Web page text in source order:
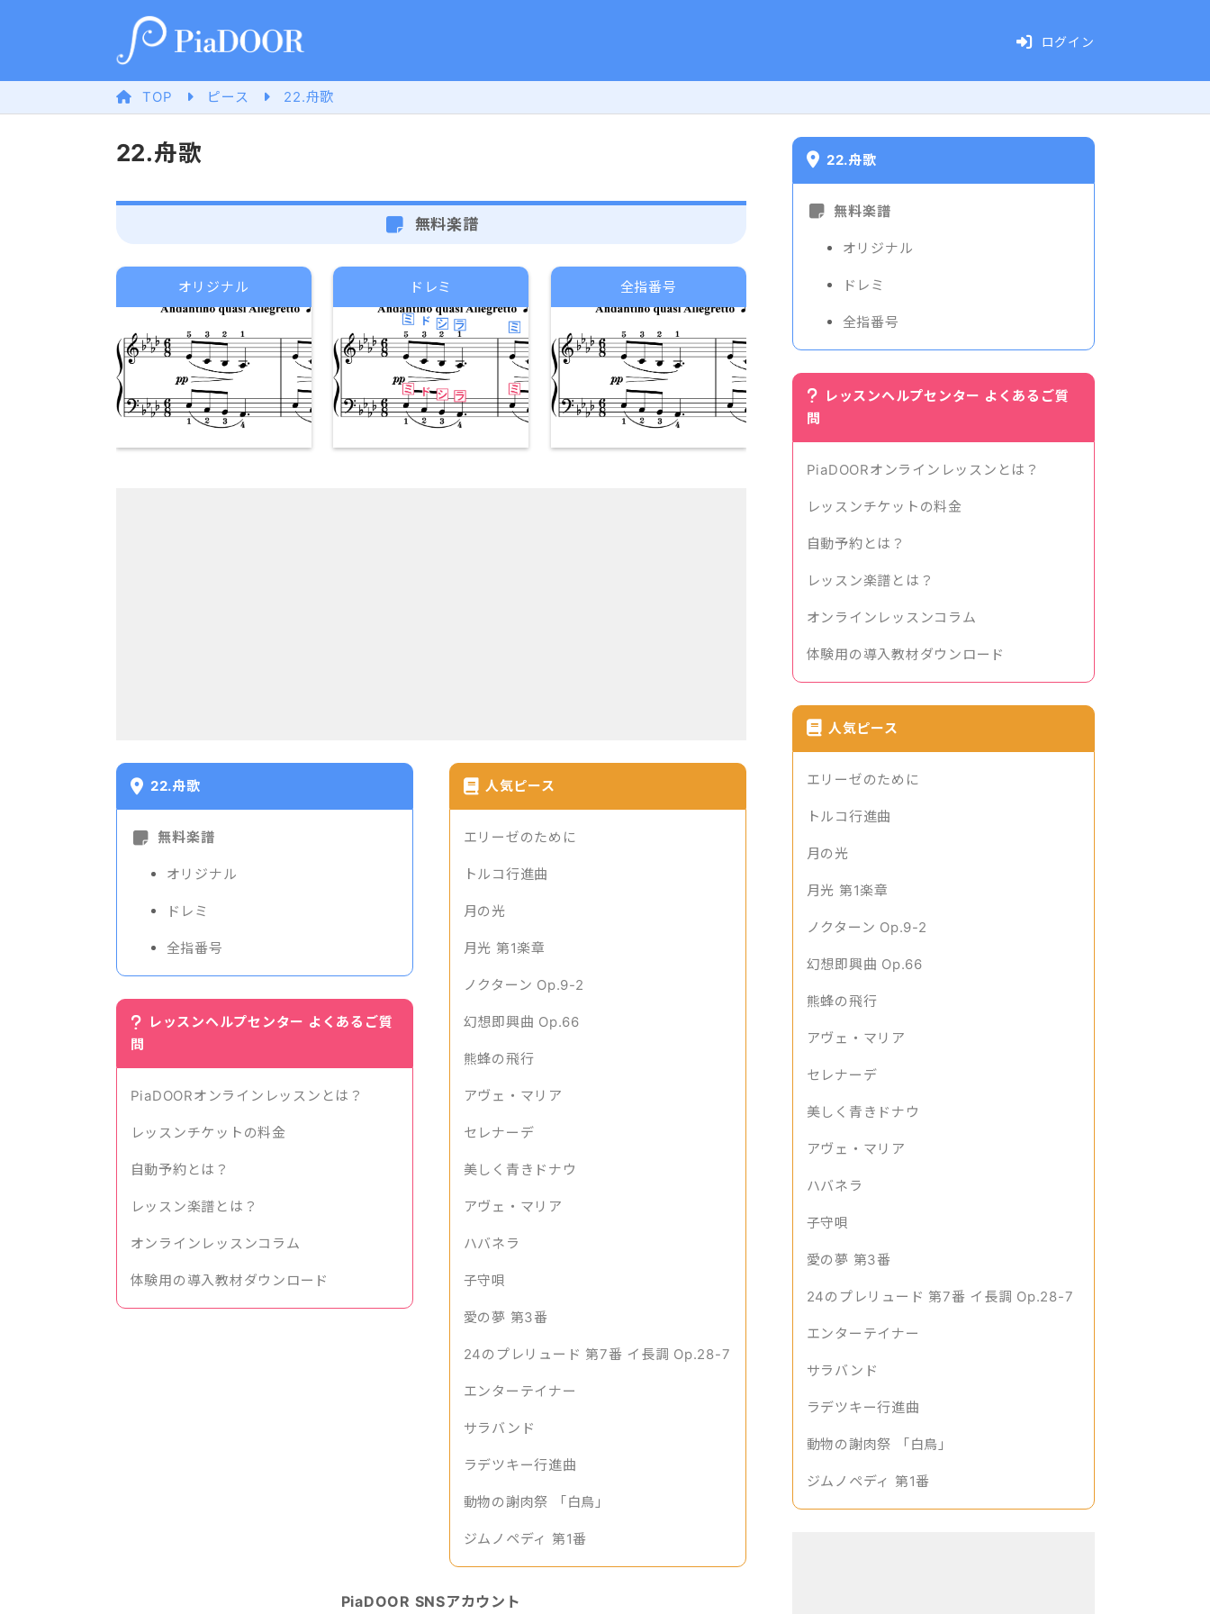
ログイン
TOP ピース 22.舟歌
22.舟歌
無料楽譜
オリジナル ドレミ 全指番号
22.舟歌
無料楽譜
オリジナル
ドレミ
全指番号
レッスンヘルプセンター よくあるご質
問
PiaDOORオンラインレッスンとは？
レッスンチケットの料金
自動予約とは？
レッスン楽譜とは？
オンラインレッスンコラム
体験用の導入教材ダウンロード
人気ピース
エリーゼのために
トルコ行進曲
月の光
月光 第1楽章
ノクターン Op.9-2
幻想即興曲 Op.66
熊蜂の飛行
アヴェ・マリア
セレナーデ
美しく青きドナウ
アヴェ・マリア
ハバネラ
子守唄
愛の夢 第3番
24のプレリュード 第7番 イ長調 Op.28-7
エンターテイナー
サラバンド
ラデツキー行進曲
動物の謝肉祭 「白鳥」
ジムノペディ 第1番
PiaDOOR SNSアカウント
22.舟歌
無料楽譜
オリジナル
ドレミ
全指番号
レッスンヘルプセンター よくあるご質
問
PiaDOORオンラインレッスンとは？
レッスンチケットの料金
自動予約とは？
レッスン楽譜とは？
オンラインレッスンコラム
体験用の導入教材ダウンロード
人気ピース
エリーゼのために
トルコ行進曲
月の光
月光 第1楽章
ノクターン Op.9-2
幻想即興曲 Op.66
熊蜂の飛行
アヴェ・マリア
セレナーデ
美しく青きドナウ
アヴェ・マリア
ハバネラ
子守唄
愛の夢 第3番
24のプレリュード 第7番 イ長調 Op.28-7
エンターテイナー
サラバンド
ラデツキー行進曲
動物の謝肉祭 「白鳥」
ジムノペディ 第1番